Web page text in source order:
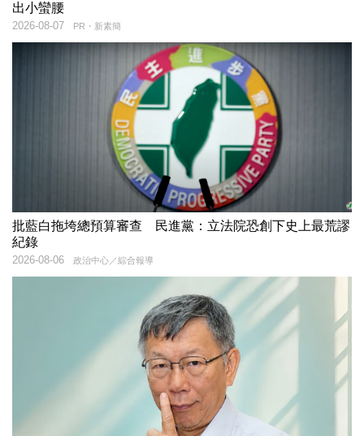
出小蠻腰
PR・新素簡
2026-08-07
批藍白拖垮總預算審查 民進黨：立法院恐創下史上最荒謬
紀錄
政治中心／綜合報導
2026-08-06